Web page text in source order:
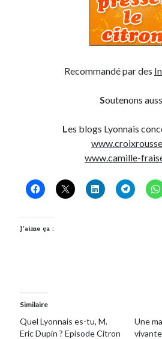
On parle de quoi ?
Lyon
Lyon à Livre Ouvert
Non classé
Sorties cuculturelles
Recommandé par des
Soutenons
Les blogs Lyonnais
www.camille-
J’aime ça :
Similaire
Quel Lyonnais es-tu, M.
Eric Dupin ? Episode Citron
Une